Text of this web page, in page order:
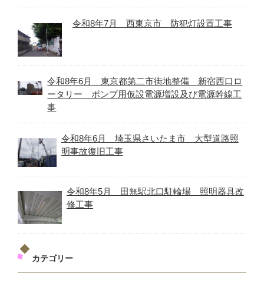
令和8年7月 西東京市 防犯灯設置工事
令和8年6月 東京都第二市街地整備 新宿西口ロ
ータリー ポンプ用仮設電源増設及び電源幹線工
事
令和8年6月 埼玉県さいたま市 大型道路照
明事故復旧工事
令和8年5月 田無駅北口駐輪場 照明器具改
修工事
カテゴリー